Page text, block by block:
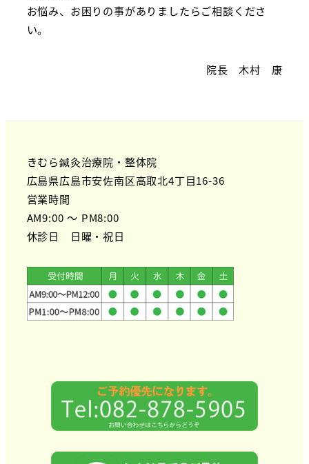
お悩み、お困りの事がありましたらご相談くださ
い。
院長 木村 康
きむら鍼灸治療院・整体院
広島県広島市安佐南区高取北4丁目16-36
営業時間
AM9:00 ～ PM8:00
休診日 日曜・祝日